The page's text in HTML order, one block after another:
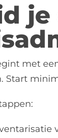
met
Start